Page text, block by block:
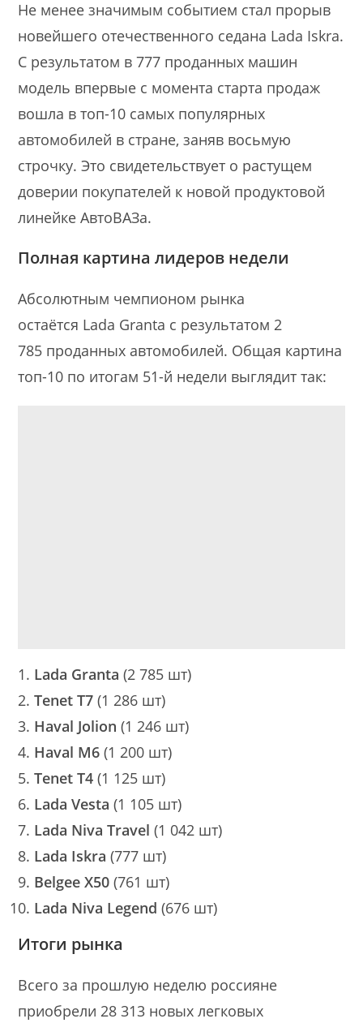
Не менее значимым событием стал прорыв
новейшего отечественного седана Lada Iskra.
С результатом в 777 проданных машин
модель впервые с момента старта продаж
вошла в топ-10 самых популярных
автомобилей в стране, заняв восьмую
строчку. Это свидетельствует о растущем
доверии покупателей к новой продуктовой
линейке АвтоВАЗа.
Полная картина лидеров недели
Абсолютным чемпионом рынка
остаётся Lada Granta с результатом 2
785 проданных автомобилей. Общая картина
топ-10 по итогам 51-й недели выглядит так:
Lada Granta (2 785 шт)
Tenet T7 (1 286 шт)
Haval Jolion (1 246 шт)
Haval M6 (1 200 шт)
Tenet T4 (1 125 шт)
Lada Vesta (1 105 шт)
Lada Niva Travel (1 042 шт)
Lada Iskra (777 шт)
Belgee X50 (761 шт)
Lada Niva Legend (676 шт)
Итоги рынка
Всего за прошлую неделю россияне
приобрели 28 313 новых легковых